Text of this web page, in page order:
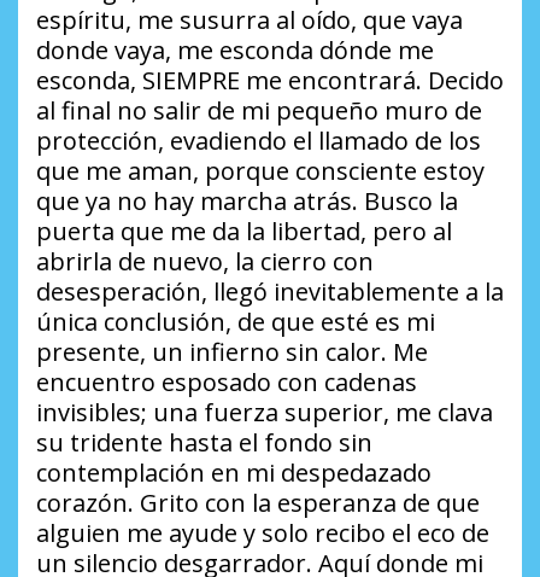
espíritu, me susurra al oído, que vaya
donde vaya, me esconda dónde me
esconda, SIEMPRE me encontrará. Decido
al final no salir de mi pequeño muro de
protección, evadiendo el llamado de los
que me aman, porque consciente estoy
que ya no hay marcha atrás. Busco la
puerta que me da la libertad, pero al
abrirla de nuevo, la cierro con
desesperación, llegó inevitablemente a la
única conclusión, de que esté es mi
presente, un infierno sin calor. Me
encuentro esposado con cadenas
invisibles; una fuerza superior, me clava
su tridente hasta el fondo sin
contemplación en mi despedazado
corazón. Grito con la esperanza de que
alguien me ayude y solo recibo el eco de
un silencio desgarrador. Aquí donde mi